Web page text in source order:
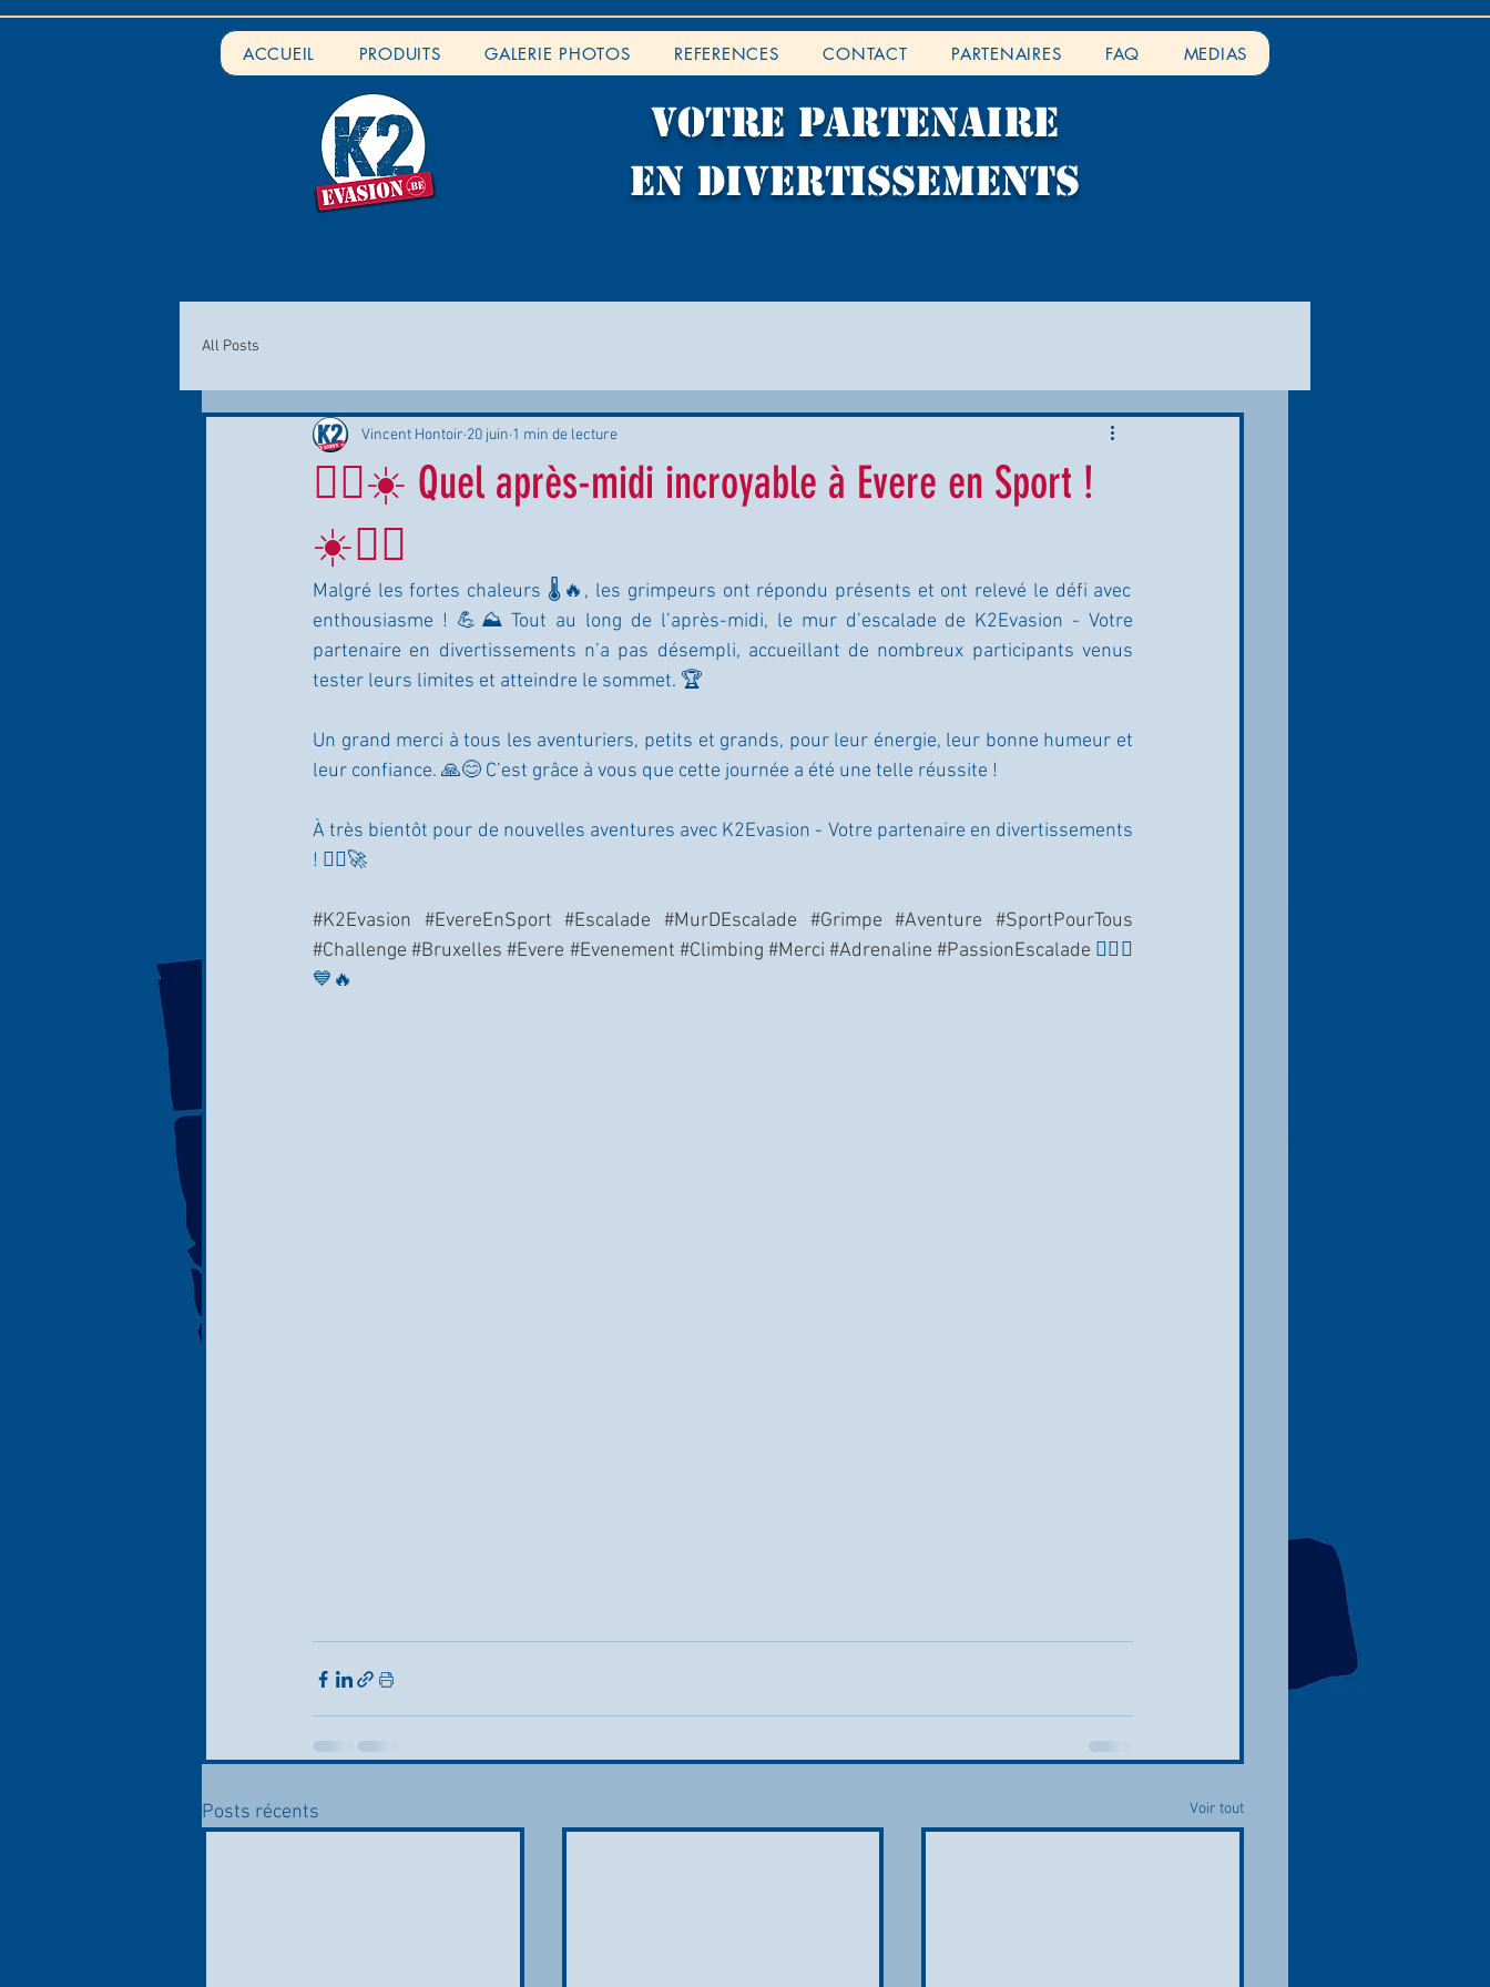
ACCUEIL PRODUITS GALERIE PHOTOS REFERENCES CONTACT PARTENAIRES FAQ MEDIAS
VOTRE PARTENAIRE
EN DIVERTISSEMENTS
All Posts
🧗‍♂️☀️ Quel après-midi incroyable à Evere en Sport !
☀️🧗‍♀️
Vincent Hontoir 20 juin 1 min de lecture
Malgré les fortes chaleurs 🌡️🔥, les grimpeurs ont répondu présents et ont relevé le défi avec
enthousiasme ! 💪⛰️ Tout au long de l’après-midi, le mur d’escalade de K2Evasion - Votre
partenaire en divertissements n’a pas désempli, accueillant de nombreux participants venus
tester leurs limites et atteindre le sommet. 🏆
Un grand merci à tous les aventuriers, petits et grands, pour leur énergie, leur bonne humeur et
leur confiance. 🙏😊 C’est grâce à vous que cette journée a été une telle réussite !
À très bientôt pour de nouvelles aventures avec K2Evasion - Votre partenaire en divertissements
! 🧗‍♂️🚀
#K2Evasion #EvereEnSport #Escalade #MurDEscalade #Grimpe #Aventure
#SportPourTous
#Challenge #Bruxelles #Evere #Evenement #Climbing #Merci #Adrenaline #PassionEscalade 🧗‍♀️⛰️
💙🔥
Posts récents Voir tout